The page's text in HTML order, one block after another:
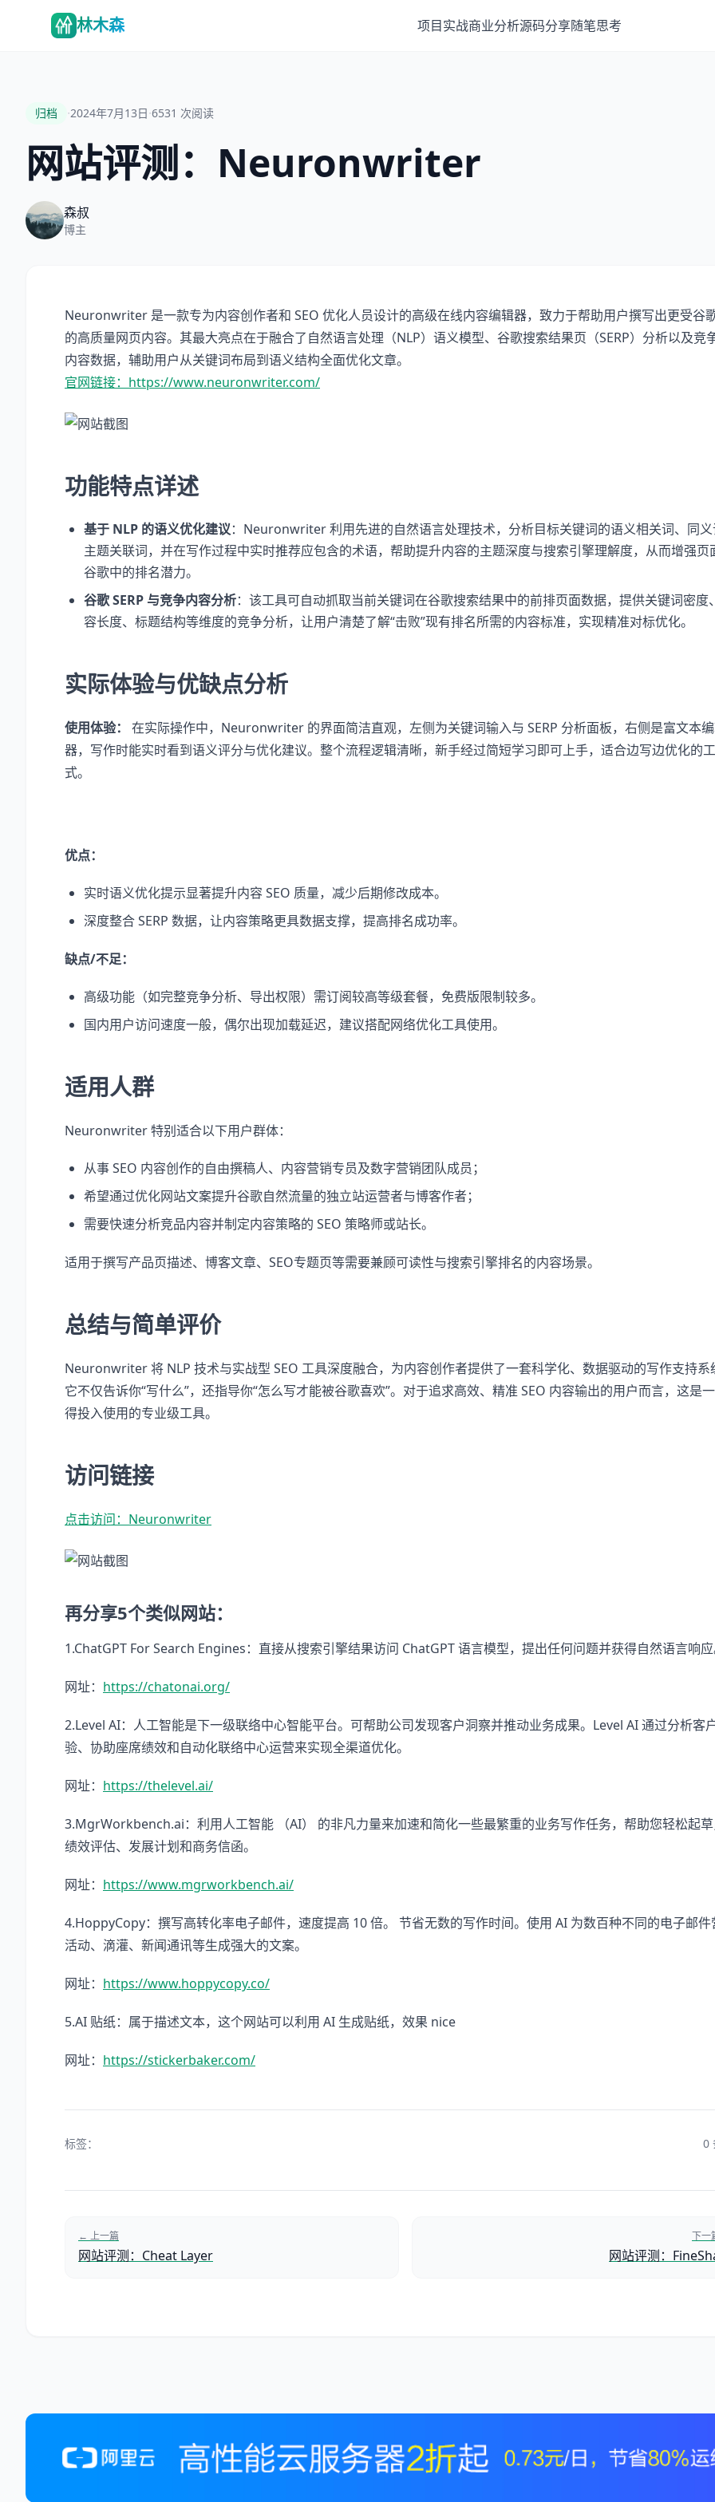
林木森 项目实战商业分析源码分享随笔思考
归档 ·2024年7月13日·6531 次阅读
网站评测：Neuronwriter
森叔
博主
Neuronwriter 是一款专为内容创作者和 SEO 优化人员设计的高级在线内容编辑器，致力于帮助用户撰写出更受谷
的高质量网页内容。其最大亮点在于融合了自然语言处理（NLP）语义模型、谷歌搜索结果页（SERP）分析以及竞
内容数据，辅助用户从关键词布局到语义结构全面优化文章。
官网链接：https://www.neuronwriter.com/
功能特点详述
基于 NLP 的语义优化建议：Neuronwriter 利用先进的自然语言处理技术，分析目标关键词的语义相关词、同义
主题关联词，并在写作过程中实时推荐应包含的术语，帮助提升内容的主题深度与搜索引擎理解度，从而增强页
谷歌中的排名潜力。
谷歌 SERP 与竞争内容分析：该工具可自动抓取当前关键词在谷歌搜索结果中的前排页面数据，提供关键词密度
容长度、标题结构等维度的竞争分析，让用户清楚了解“击败”现有排名所需的内容标准，实现精准对标优化。
实际体验与优缺点分析
使用体验：
在实际操作中，Neuronwriter 的界面简洁直观，左侧为关键词输入与 SERP 分析面板，右侧是富文本
器，写作时能实时看到语义评分与优化建议。整个流程逻辑清晰，新手经过简短学习即可上手，适合边写边优化的
式。
优点：
实时语义优化提示显著提升内容 SEO 质量，减少后期修改成本。
深度整合 SERP 数据，让内容策略更具数据支撑，提高排名成功率。
缺点/不足：
高级功能（如完整竞争分析、导出权限）需订阅较高等级套餐，免费版限制较多。
国内用户访问速度一般，偶尔出现加载延迟，建议搭配网络优化工具使用。
适用人群
Neuronwriter 特别适合以下用户群体：
从事 SEO 内容创作的自由撰稿人、内容营销专员及数字营销团队成员；
希望通过优化网站文案提升谷歌自然流量的独立站运营者与博客作者；
需要快速分析竞品内容并制定内容策略的 SEO 策略师或站长。
适用于撰写产品页描述、博客文章、SEO专题页等需要兼顾可读性与搜索引擎排名的内容场景。
总结与简单评价
Neuronwriter 将 NLP 技术与实战型 SEO 工具深度融合，为内容创作者提供了一套科学化、数据驱动的写作支持系
它不仅告诉你“写什么”，还指导你“怎么写才能被谷歌喜欢”。对于追求高效、精准 SEO 内容输出的用户而言，这是
得投入使用的专业级工具。
访问链接
点击访问：Neuronwriter
再分享5个类似网站：
1.ChatGPT For Search Engines：直接从搜索引擎结果访问 ChatGPT 语言模型，提出任何问题并获得自然语言响应
网址： https://chatonai.org/
2.Level AI：人工智能是下一级联络中心智能平台。可帮助公司发现客户洞察并推动业务成果。Level AI 通过分析客
验、协助座席绩效和自动化联络中心运营来实现全渠道优化。
网址： https://thelevel.ai/
3.MgrWorkbench.ai：利用人工智能 （AI） 的非凡力量来加速和简化一些最繁重的业务写作任务，帮助您轻松起
绩效评估、发展计划和商务信函。
网址： https://www.mgrworkbench.ai/
4.HoppyCopy：撰写高转化率电子邮件，速度提高 10 倍。 节省无数的写作时间。使用 AI 为数百种不同的电子邮件
活动、滴灌、新闻通讯等生成强大的文案。
网址： https://www.hoppycopy.co/
5.AI 贴纸：属于描述文本，这个网站可以利用 AI 生成贴纸，效果 nice
网址： https://stickerbaker.com/
标签： 0
← 上一篇
网站评测：Cheat Layer
下一
网站评测：